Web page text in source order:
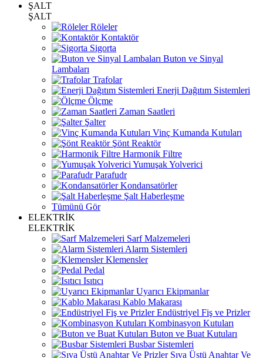
ŞALT
ŞALT
Röleler
Kontaktör
Sigorta
Buton ve Sinyal
Lambaları
Trafolar
Enerji Dağıtım Sistemleri
Ölçme
Zaman Saatleri
Şalter
Vinç Kumanda Kutuları
Şönt Reaktör
Harmonik Filtre
Yumuşak Yolverici
Parafudr
Kondansatörler
Şalt Haberleşme
Tümünü Gör
ELEKTRİK
ELEKTRİK
Sarf Malzemeleri
Alarm Sistemleri
Klemensler
Pedal
Isıtıcı
Uyarıcı Ekipmanlar
Kablo Makarası
Endüstriyel Fiş ve Prizler
Kombinasyon Kutuları
Buton ve Buat Kutuları
Busbar Sistemleri
Sıva Üstü Anahtar Ve